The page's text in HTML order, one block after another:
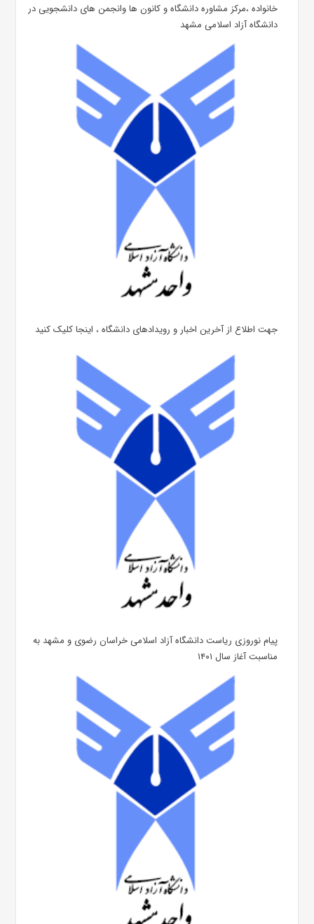
خانواده ،مرکز مشاوره دانشگاه و کانون ها وانجمن های دانشجویی در
دانشگاه آزاد اسلامی مشهد
جهت اطلاع از آخرین اخبار و رویدادهای دانشگاه ، اینجا کلیک کنید
پیام نوروزی ریاست دانشگاه آزاد اسلامی خراسان رضوی و مشهد به
مناسبت آغاز سال ۱۴۰۱